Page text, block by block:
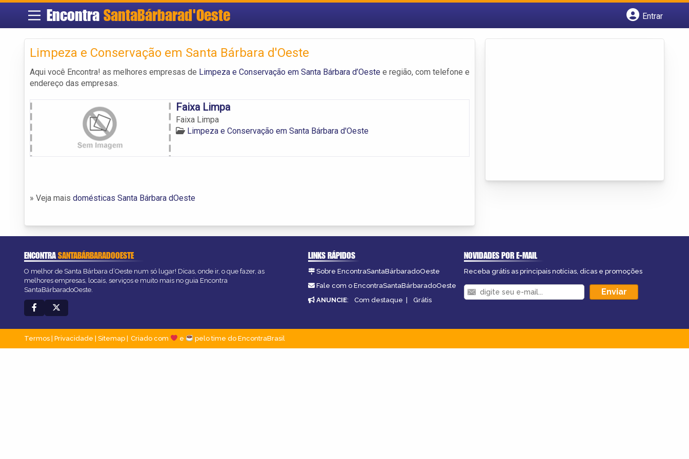
Encontra SantaBárbarad'Oeste
Entrar
Limpeza e Conservação em Santa Bárbara d'Oeste
Aqui você Encontra! as melhores empresas de Limpeza e Conservação em Santa Bárbara d’Oeste e região, com telefone e
endereço das empresas.
Faixa Limpa
Faixa Limpa
Limpeza e Conservação em Santa Bárbara d'Oeste
» Veja mais domésticas Santa Bárbara dOeste
ENCONTRASANTABÁRBARADOOESTE
O melhor de Santa Bárbara d’Oeste num só lugar! Dicas, onde ir, o que fazer, as
melhores empresas, locais, serviços e muito mais no guia Encontra
SantaBárbaradoOeste.
LINKS RÁPIDOS
Sobre EncontraSantaBárbaradoOeste
Fale com o EncontraSantaBárbaradoOeste
ANUNCIE: Com destaque | Grátis
NOVIDADES POR E-MAIL
Receba grátis as principais notícias, dicas e promoções
Termos | Privacidade | Sitemap Criado com e pelo time do EncontraBrasil